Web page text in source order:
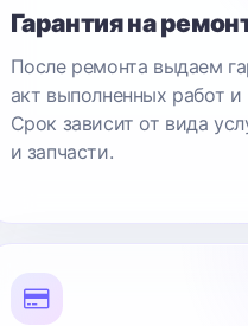
Гарантия на
После ремонта выдаем
акт выполненных работ и
Срок зависит от вида
и запчасти.